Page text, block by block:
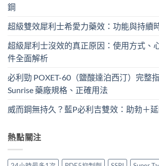
鋼
超級雙效犀利士希愛力藥效：功能與持續
超級犀利士沒效的真正原因：使用方式、
件全面解析
必利勁 POXET-60（鹽酸達泊西汀）完整
Sunrise 藥廠規格、正確用法
威而鋼無持久？藍P必利吉雙效：助勃＋
熱點關注